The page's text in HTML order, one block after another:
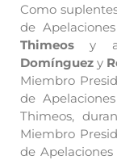
Como
de
Thimeosy
Domínguez y
Miembro
de
Thimeos,
Miembro
de Apelaciones